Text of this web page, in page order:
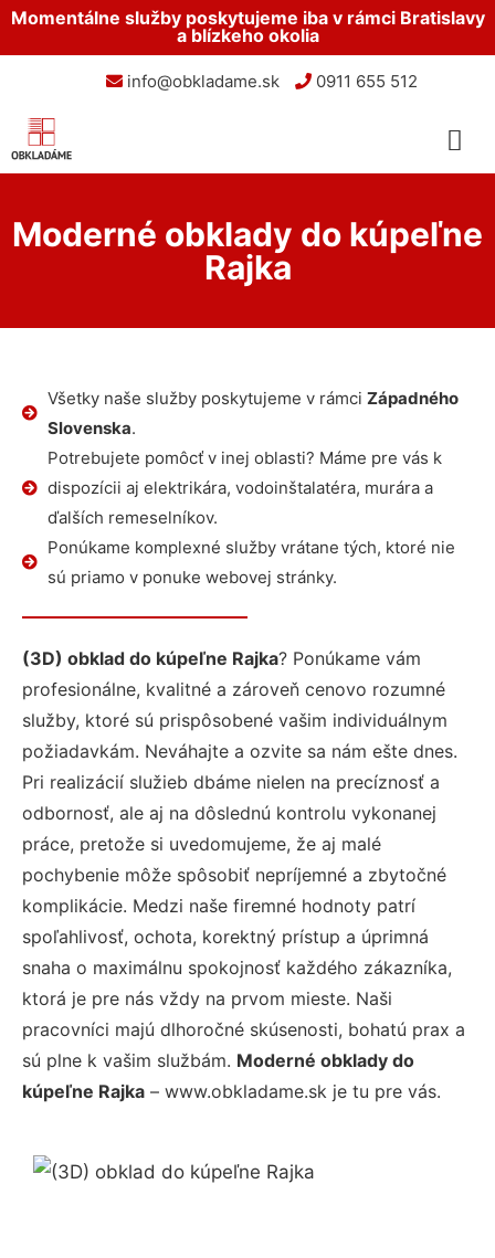
Momentálne služby poskytujeme iba v rámci Bratislavy
a blízkeho okolia
info@obkladame.sk 0911 655 512
Moderné obklady do kúpeľne
Rajka
Všetky naše služby poskytujeme v rámci Západného
Slovenska.
Potrebujete pomôcť v inej oblasti? Máme pre vás k
dispozícii aj elektrikára, vodoinštalatéra, murára a
ďalších remeselníkov.
Ponúkame komplexné služby vrátane tých, ktoré nie
sú priamo v ponuke webovej stránky.
(3D) obklad do kúpeľne Rajka? Ponúkame vám
profesionálne, kvalitné a zároveň cenovo rozumné
služby, ktoré sú prispôsobené vašim individuálnym
požiadavkám. Neváhajte a ozvite sa nám ešte dnes.
Pri realizácií služieb dbáme nielen na precíznosť a
odbornosť, ale aj na dôslednú kontrolu vykonanej
práce, pretože si uvedomujeme, že aj malé
pochybenie môže spôsobiť nepríjemné a zbytočné
komplikácie. Medzi naše firemné hodnoty patrí
spoľahlivosť, ochota, korektný prístup a úprimná
snaha o maximálnu spokojnosť každého zákazníka,
ktorá je pre nás vždy na prvom mieste. Naši
pracovníci majú dlhoročné skúsenosti, bohatú prax a
sú plne k vašim službám. Moderné obklady do
kúpeľne Rajka – www.obkladame.sk je tu pre vás.